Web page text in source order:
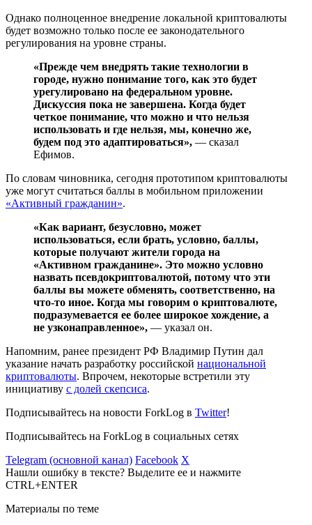
Однако полноценное внедрение локальной криптовалюты
будет возможно только после ее законодательного
регулирования на уровне страны.
«Прежде чем внедрять такие технологии в
городе, нужно понимание того, как это будет
урегулировано на федеральном уровне.
Дискуссия пока не завершена. Когда будет
четкое понимание, что можно и что нельзя
использовать и где нельзя, мы, конечно же,
будем под это адаптироваться», — сказал
Ефимов.
По словам чиновника, сегодня прототипом криптовалюты
уже могут считаться баллы в мобильном приложении
«Активный гражданин».
«Как вариант, безусловно, может
использоваться, если брать, условно, баллы,
которые получают жители города на
«Активном гражданине». Это можно условно
назвать псевдокриптовалютой, потому что эти
баллы вы можете обменять, соответственно, на
что-то иное. Когда мы говорим о криптовалюте,
подразумевается ее более широкое хождение, а
не узконаправленное», — указал он.
Напомним, ранее президент РФ Владимир Путин дал
указание начать разработку российской национальной
криптовалюты. Впрочем, некоторые встретили эту
инициативу с долей скепсиса.
Подписывайтесь на новости ForkLog в Twitter!
Подписывайтесь на ForkLog в социальных сетях
Telegram (основной канал) Facebook X
Нашли ошибку в тексте? Выделите ее и нажмите
CTRL+ENTER
Материалы по теме